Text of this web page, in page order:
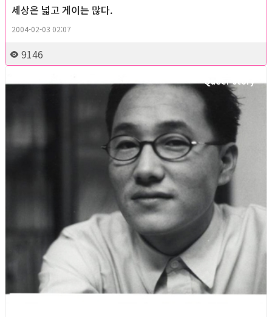
세상은 넓고 게이는 많다.
2004-02-03 02:07
9146
Queer story